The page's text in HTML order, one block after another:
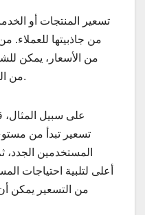
تسعير المنتجات أو
من جاذبيتها للعملاء.
من الأسعار، يمكن
من السوق، مما يزيد من فرص البيع.
على سبيل
تسعير تبدأ من
المستخدمين الجدد،
أعلى لتلبية احتياجات
من التسعير يمكن